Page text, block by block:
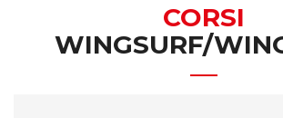
CORSI
WINGSURF/